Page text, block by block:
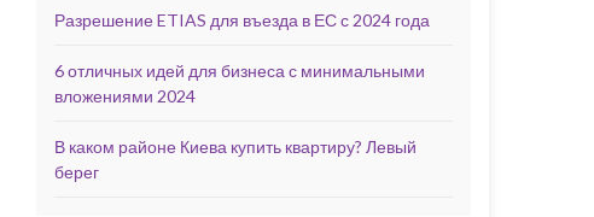
Разрешение ETIAS для въезда в ЕС с 2024 года
6 отличных идей для бизнеса с минимальными
вложениями 2024
В каком районе Киева купить квартиру? Левый
берег